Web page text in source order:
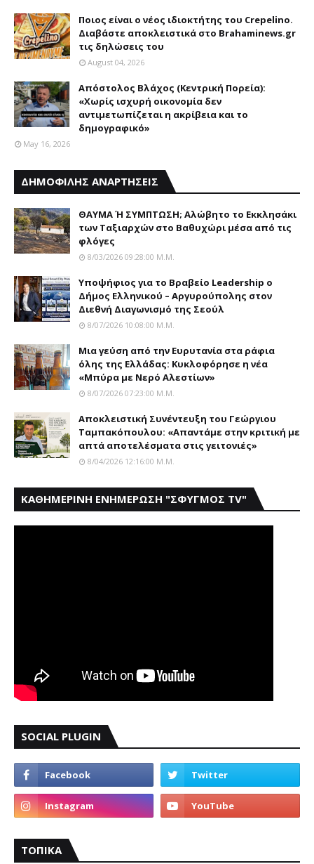
Ποιος είναι ο νέος ιδιοκτήτης του Crepelino.
Διαβάστε αποκλειστικά στο Brahaminews.gr
τις δηλώσεις του
August 04, 2026
Απόστολος Βλάχος (Κεντρική Πορεία):
«Χωρίς ισχυρή οικονομία δεν
αντιμετωπίζεται η ακρίβεια και το
δημογραφικό»
May 16, 2026
ΔΗΜΟΦΙΛΗΣ ΑΝΑΡΤΗΣΕΙΣ
ΘΑΥΜΑ Ή ΣΥΜΠΤΩΣΗ; Aλώβητο το Eκκλησάκι
των Tαξιαρχών στο Bαθυχώρι μέσα από τις
φλόγες
8/03/2026 09:28:00 Μ.μ.
Yποψήφιος για το Bραβείο Leadership ο
Δήμος Ελληνικού – Αργυρούπολης στον
Διεθνή Διαγωνισμό της Σεούλ
8/07/2026 10:08:00 Μ.μ.
Mια γεύση από την Eυρυτανία στα ράφια
όλης της Ελλάδας: Κυκλοφόρησε η νέα
«Μπύρα με Nερό Aλεστίων»
8/07/2026 07:23:00 Μ.μ.
Αποκλειστική Συνέντευξη του Γεώργιου
Ταμπακόπουλου: «Απαντάμε στην κριτική με
απτά αποτελέσματα στις γειτονιές»
8/04/2026 12:16:00 Μ.μ.
ΚΑΘΗΜΕΡΙΝΗ ΕΝΗΜΕΡΩΣΗ "ΣΦΥΓΜΟΣ TV"
SOCIAL PLUGIN
ΤΟΠΙΚΑ